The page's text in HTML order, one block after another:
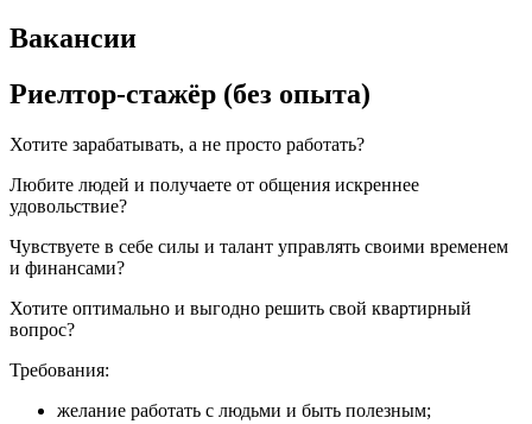
Вакансии
Риелтор-стажёр (без опыта)
Хотите зарабатывать, а не просто работать?
Любите людей и получаете от общения искреннее
удовольствие?
Чувствуете в себе силы и талант управлять своими временем
и финансами?
Хотите оптимально и выгодно решить свой квартирный
вопрос?
Требования:
желание работать с людьми и быть полезным;